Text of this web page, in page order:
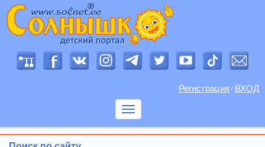
Регистрация / ВХОД
Показать